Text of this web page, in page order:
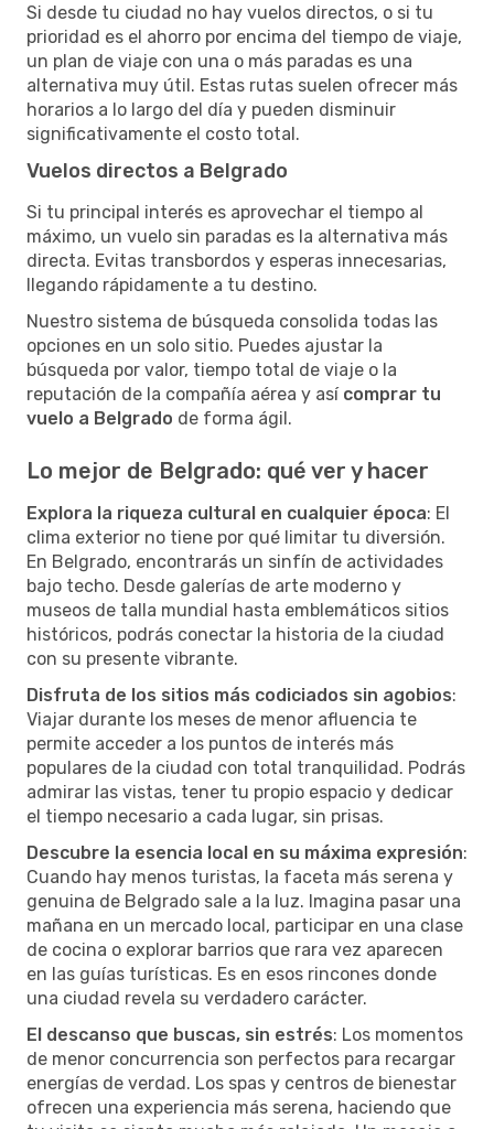
Si desde tu ciudad no hay vuelos directos, o si tu
prioridad es el ahorro por encima del tiempo de viaje,
un plan de viaje con una o más paradas es una
alternativa muy útil. Estas rutas suelen ofrecer más
horarios a lo largo del día y pueden disminuir
significativamente el costo total.
Vuelos directos a Belgrado
Si tu principal interés es aprovechar el tiempo al
máximo, un vuelo sin paradas es la alternativa más
directa. Evitas transbordos y esperas innecesarias,
llegando rápidamente a tu destino.
Nuestro sistema de búsqueda consolida todas las
opciones en un solo sitio. Puedes ajustar la
búsqueda por valor, tiempo total de viaje o la
reputación de la compañía aérea y así comprar tu
vuelo a Belgrado de forma ágil.
Lo mejor de Belgrado: qué ver y hacer
Explora la riqueza cultural en cualquier época: El
clima exterior no tiene por qué limitar tu diversión.
En Belgrado, encontrarás un sinfín de actividades
bajo techo. Desde galerías de arte moderno y
museos de talla mundial hasta emblemáticos sitios
históricos, podrás conectar la historia de la ciudad
con su presente vibrante.
Disfruta de los sitios más codiciados sin agobios:
Viajar durante los meses de menor afluencia te
permite acceder a los puntos de interés más
populares de la ciudad con total tranquilidad. Podrás
admirar las vistas, tener tu propio espacio y dedicar
el tiempo necesario a cada lugar, sin prisas.
Descubre la esencia local en su máxima expresión:
Cuando hay menos turistas, la faceta más serena y
genuina de Belgrado sale a la luz. Imagina pasar una
mañana en un mercado local, participar en una clase
de cocina o explorar barrios que rara vez aparecen
en las guías turísticas. Es en esos rincones donde
una ciudad revela su verdadero carácter.
El descanso que buscas, sin estrés: Los momentos
de menor concurrencia son perfectos para recargar
energías de verdad. Los spas y centros de bienestar
ofrecen una experiencia más serena, haciendo que